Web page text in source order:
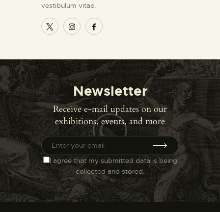
vestibulum vitae.
Newsletter
Receive e-mail updates on our
exhibitions, events, and more
I agree that my submitted data is being
collected and stored.